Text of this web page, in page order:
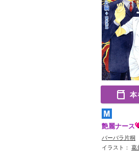
本
艶麗ナース
バーバラ片桐
イラスト： 葛